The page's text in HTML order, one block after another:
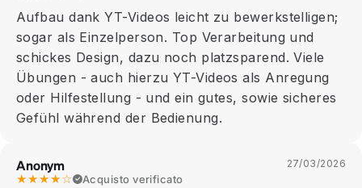
Aufbau dank YT-Videos leicht zu bewerkstelligen;
sogar als Einzelperson. Top Verarbeitung und
schickes Design, dazu noch platzsparend. Viele
Übungen - auch hierzu YT-Videos als Anregung
oder Hilfestellung - und ein gutes, sowie sicheres
Gefühl während der Bedienung.
Anonym
★★★★☆ Acquisto verificato
27/03/2026